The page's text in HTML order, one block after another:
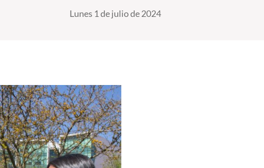
Lunes 1 de julio de 2024